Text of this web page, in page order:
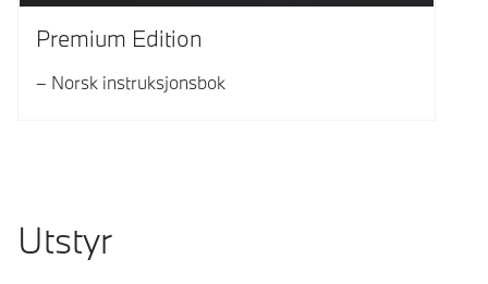
Premium Edition
Norsk instruksjonsbok
Utstyr